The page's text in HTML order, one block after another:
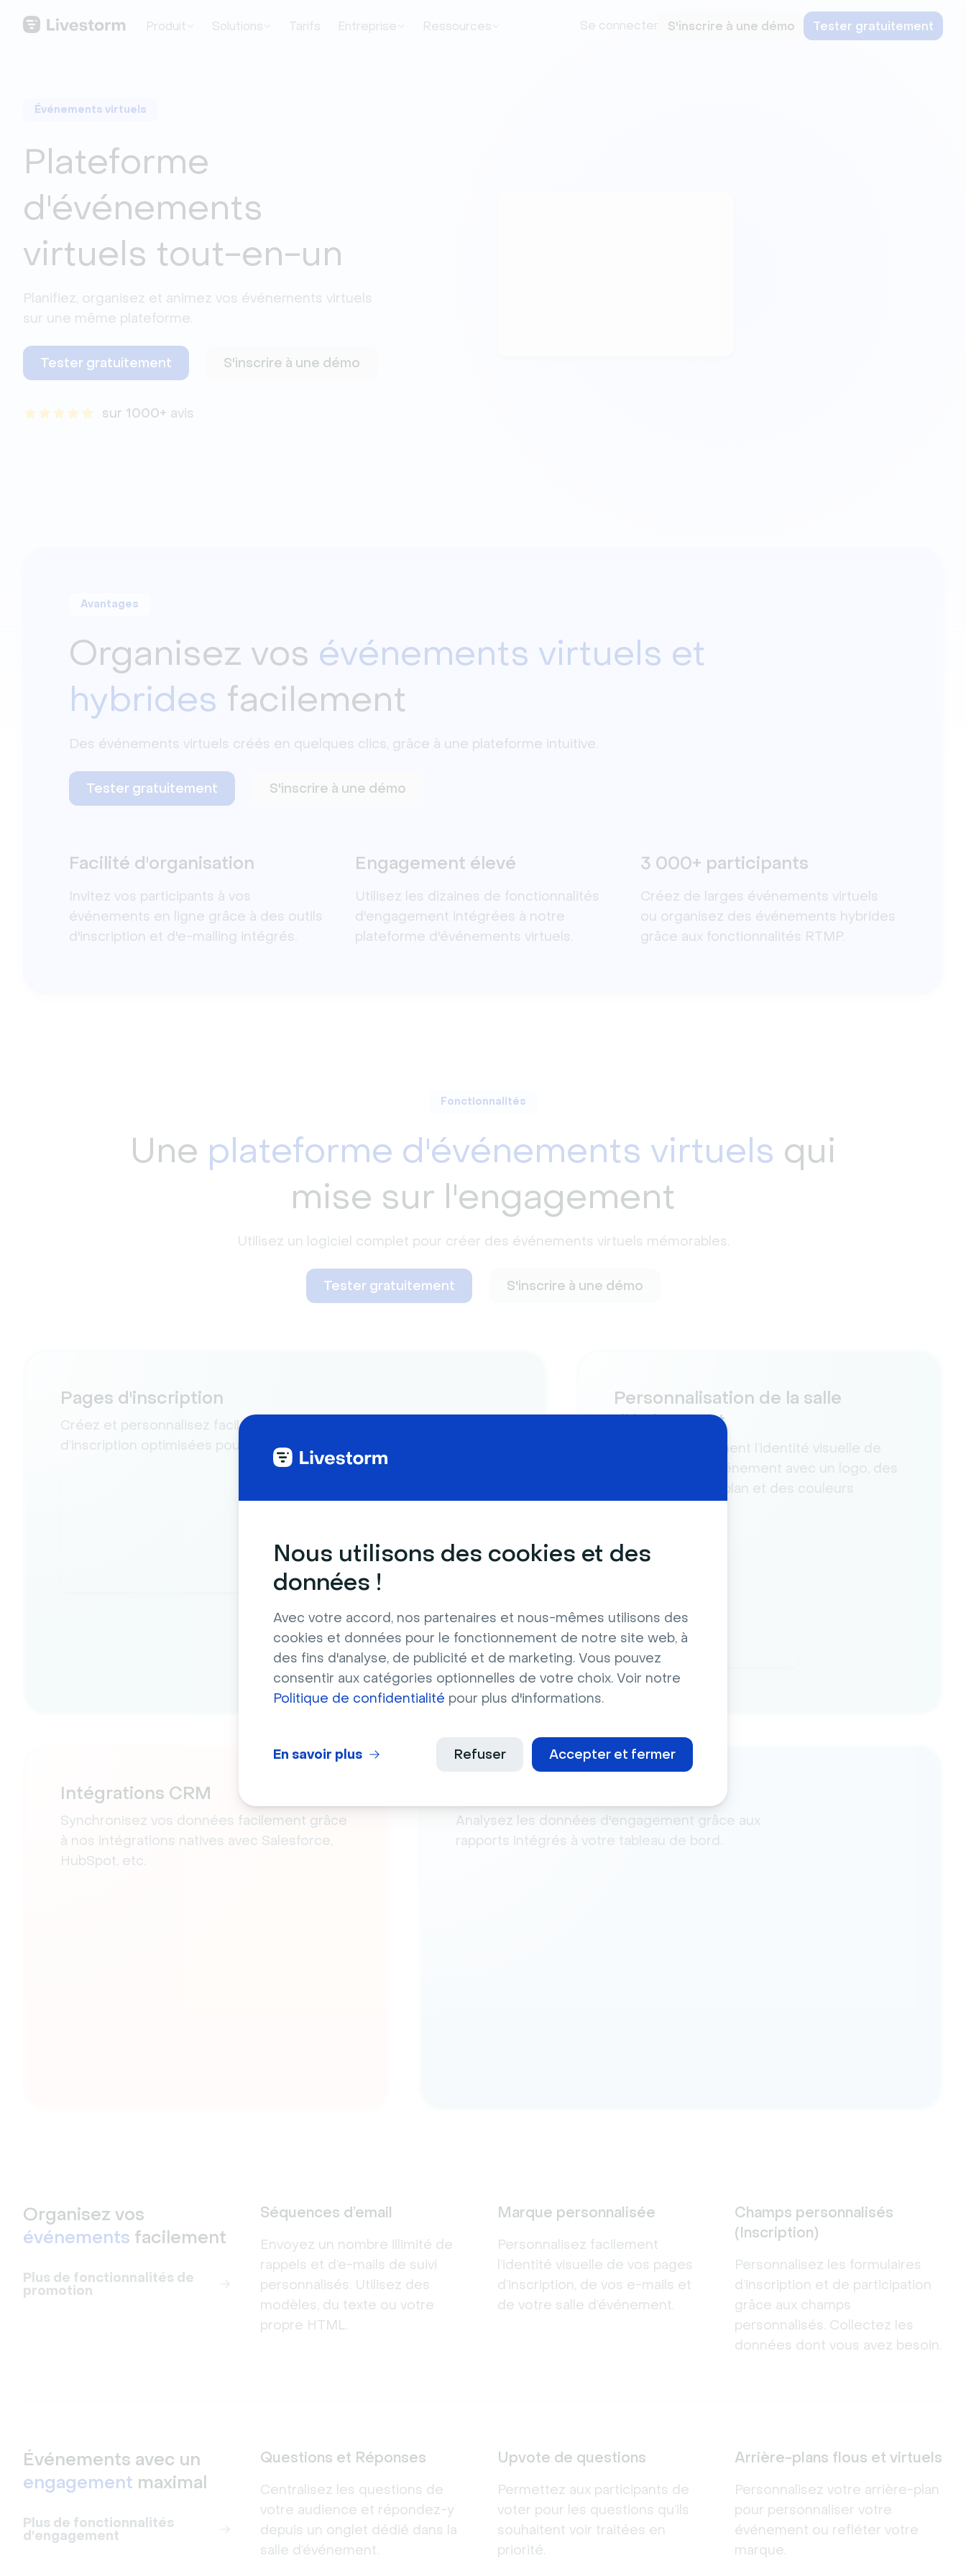
Nous utilisons des cookies et des
données !
Avec votre accord, nos partenaires et nous-mêmes utilisons des
cookies et données pour le fonctionnement de notre site web, à
des fins d'analyse, de publicité et de marketing. Vous pouvez
consentir aux catégories optionnelles de votre choix. Voir notre
Politique de confidentialité pour plus d'informations.
Accepter et fermer
Refuser
En savoir plus
Produit Solutions Tarifs Entreprise Ressources Se connecter S'inscrire à une démo Tester gratuitement
Événements virtuels
Plateforme
d'événements
virtuels tout-en-un
Planifiez, organisez et animez vos événements virtuels
sur une même plateforme.
Tester gratuitement S'inscrire à une démo
sur 1000+ avis
Avantages
Organisez vos événements virtuels et
hybrides facilement
Des événements virtuels créés en quelques clics, grâce à une plateforme intuitive.
Tester gratuitement S'inscrire à une démo
Facilité d'organisation
Invitez vos participants à vos
événements en ligne grâce à des outils
d'inscription et d'e-mailing intégrés.
Engagement élevé
Utilisez les dizaines de fonctionnalités
d'engagement intégrées à notre
plateforme d'événements virtuels.
3 000+ participants
Créez de larges événements virtuels
ou organisez des événements hybrides
grâce aux fonctionnalités RTMP.
Fonctionnalités
Une plateforme d'événements virtuels qui
mise sur l'engagement
Utilisez un logiciel complet pour créer des événements virtuels mémorables.
Tester gratuitement S'inscrire à une démo
Pages d'inscription
Créez et personnalisez facilement des pages
d’inscription optimisées pour la conversion.
Personnalisation de la salle
d’événement
Concevez facilement l’identité visuelle de
chaque salle d’événement avec un logo, des
images d’arrière-plan et des couleurs
Intégrations CRM
Synchronisez vos données facilement grâce
à nos intégrations natives avec Salesforce,
HubSpot, etc.
Analysez les données d'engagement grâce aux
rapports intégrés à votre tableau de bord.
Organisez vos
événements facilement
Plus de fonctionnalités de
promotion
Séquences d’email
Envoyez un nombre illimité de
rappels et d’e-mails de suivi
personnalisés. Utilisez des
modèles, du texte ou votre
propre HTML.
Marque personnalisée
Personnalisez facilement
l’identité visuelle de vos pages
d’inscription, de vos e-mails et
de votre salle d’événement.
Champs personnalisés
(Inscription)
Personnalisez les formulaires
d’inscription et de participation
grâce aux champs
personnalisés. Collectez les
données dont vous avez besoin.
Événements avec un
engagement maximal
Plus de fonctionnalités
d'engagement
Questions et Réponses
Centralisez les questions de
votre audience et répondez-y
depuis un onglet dédié dans la
salle d’événement.
Upvote de questions
Permettez aux participants de
voter pour les questions qu’ils
souhaitent voir traitées en
priorité.
Arrière-plans flous et virtuels
Personnalisez votre arrière-plan
pour personnaliser votre
événement ou refléter votre
marque.